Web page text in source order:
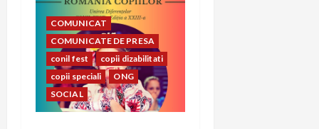
COMUNICAT
COMUNICATE DE PRESA
conil fest
copii dizabilitati
copii speciali
ONG
SOCIAL